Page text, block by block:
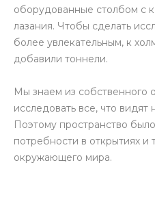
оборудованные столбом с
лазания. Чтобы сделать
более увлекательным, к
добавили тоннели.
Мы знаем из собственного
исследовать все, что
Поэтому пространство
потребности в открытиях и
окружающего мира.